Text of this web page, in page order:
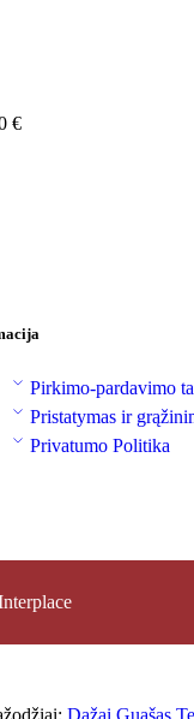
€
Pirkimo-pardavimo
Pristatymas ir
Privatumo Politika